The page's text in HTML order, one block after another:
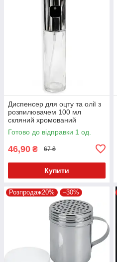
Диспенсер для оцту та олії з
розпилювачем 100 мл
скляний хромований
Готово до відправки 1 од.
46,90 ₴ 67 ₴
Купити
Розпродаж20% –30%